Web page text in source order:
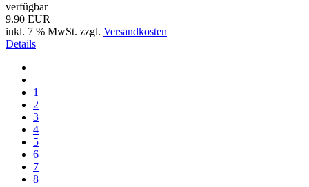
verfügbar
9.90 EUR
inkl. 7 % MwSt. zzgl. Versandkosten
Details
1
2
3
4
5
6
7
8